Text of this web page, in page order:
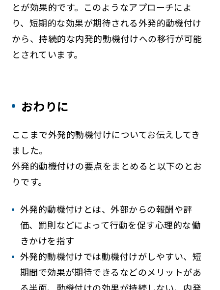
とが効果的です。このようなアプローチによ
り、短期的な効果が期待される外発的動機付け
から、持続的な内発的動機付けへの移行が可能
とされています。
おわりに
ここまで外発的動機付けについてお伝えしてき
ました。
外発的動機付けの要点をまとめると以下のとお
りです。
外発的動機付けとは、外部からの報酬や評
価、罰則などによって行動を促す心理的な働
きかけを指す
外発的動機付けでは動機付けがしやすい、短
期間で効果が期待できるなどのメリットがあ
る半面、動機付けの効果が持続しない、内発